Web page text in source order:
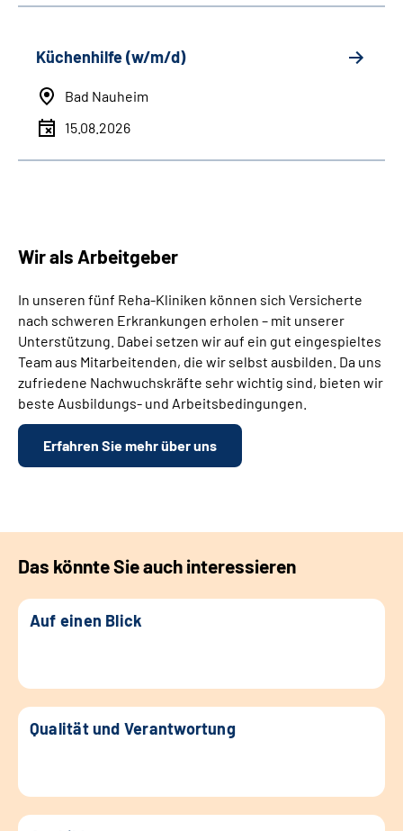
Küchenhilfe (w/m/d)
Bad Nauheim
15.08.2026
Wir als Arbeitgeber
In unseren fünf Reha-Kliniken können sich Versicherte
nach schweren Erkrankungen erholen – mit unserer
Unterstützung. Dabei setzen wir auf ein gut eingespieltes
Team aus Mitarbeitenden, die wir selbst ausbilden. Da uns
zufriedene Nachwuchskräfte sehr wichtig sind, bieten wir
beste Ausbildungs- und Arbeitsbedingungen.
Erfahren Sie mehr über uns
Das könnte Sie auch interessieren
Auf einen Blick
Qualität und Verantwortung